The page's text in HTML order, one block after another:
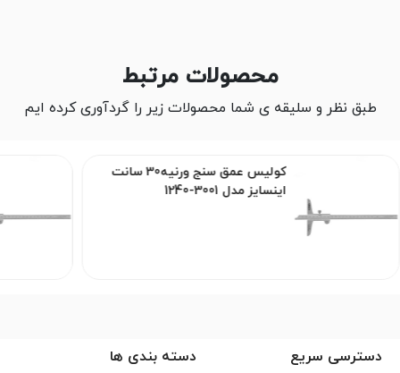
محصولات مرتبط
طبق نظر و سلیقه ی شما محصولات زیر را گردآوری کرده ایم
کولیس عمق سنج ورنیه30 سانت
اینسایز مدل 3001-1240
دسترسی سریع دسته بندی ها